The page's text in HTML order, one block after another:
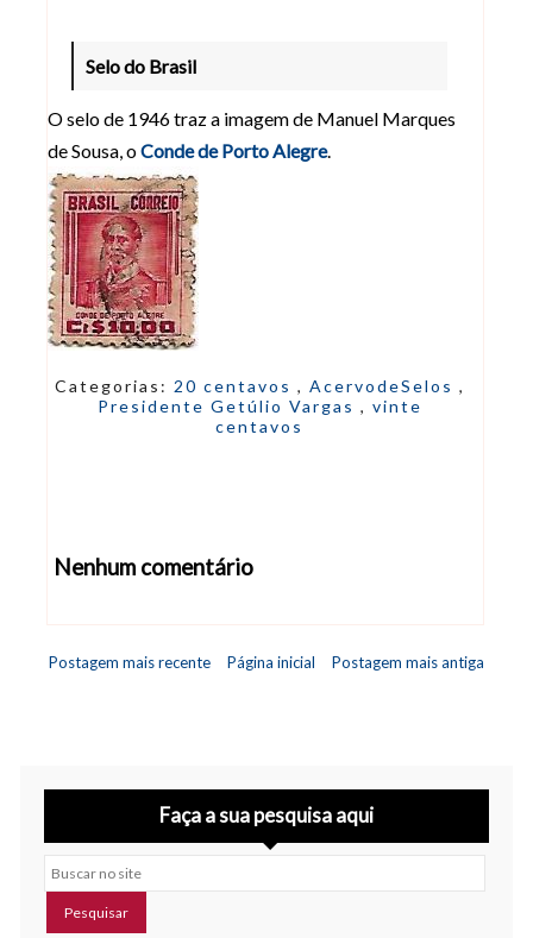
Selo do Brasil
O selo de 1946 traz a imagem de Manuel Marques
de Sousa, oConde de Porto Alegre.
Categorias: 20 centavos , AcervodeSelos ,
Presidente Getúlio Vargas , vinte
centavos
Nenhum comentário
Postagem mais recente Postagem mais antiga
Página inicial
Faça a sua pesquisa aqui
Buscar no site